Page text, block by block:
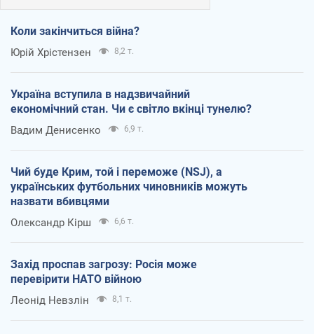
Коли закінчиться війна?
Юрій Хрістензен 8,2 т.
Україна вступила в надзвичайний
економічний стан. Чи є світло вкінці тунелю?
Вадим Денисенко 6,9 т.
Чий буде Крим, той і переможе (NSJ), а
українських футбольних чиновників можуть
назвати вбивцями
Олександр Кірш 6,6 т.
Захід проспав загрозу: Росія може
перевірити НАТО війною
Леонід Невзлін 8,1 т.